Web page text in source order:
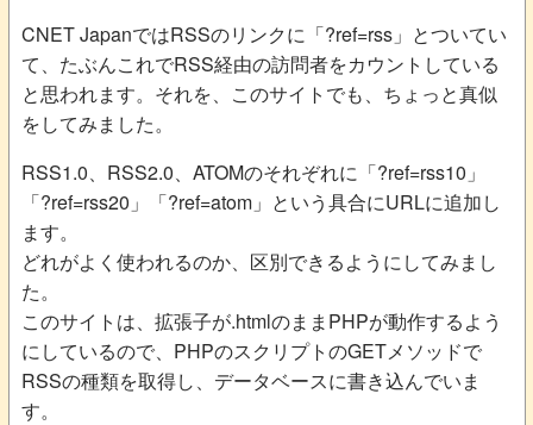
CNET JapanではRSSのリンクに「?ref=rss」とついてい
て、たぶんこれでRSS経由の訪問者をカウントしている
と思われます。それを、このサイトでも、ちょっと真似
をしてみました。
RSS1.0、RSS2.0、ATOMのそれぞれに「?ref=rss10」
「?ref=rss20」「?ref=atom」という具合にURLに追加し
ます。
どれがよく使われるのか、区別できるようにしてみまし
た。
このサイトは、拡張子が.htmlのままPHPが動作するよう
にしているので、PHPのスクリプトのGETメソッドで
RSSの種類を取得し、データベースに書き込んでいま
す。